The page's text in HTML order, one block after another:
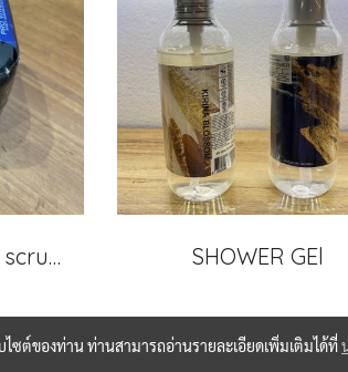
Body powder salt scrub สีน้ำเงิน SHOWER GEl
ซต์ของท่าน ท่านสามารถอ่านรายละเอียดเพิ่มเติมได้ที่